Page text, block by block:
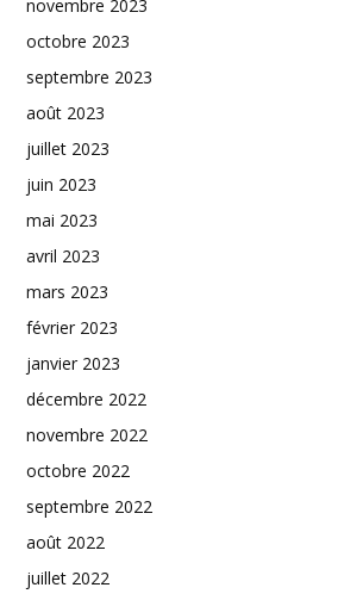
novembre 2023
octobre 2023
septembre 2023
août 2023
juillet 2023
juin 2023
mai 2023
avril 2023
mars 2023
février 2023
janvier 2023
décembre 2022
novembre 2022
octobre 2022
septembre 2022
août 2022
juillet 2022